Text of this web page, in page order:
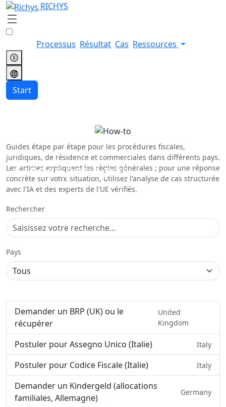
RICHYS
Processus Résultat Cas Ressources
Start
Guides pas à pas
Guides étape par étape pour les procédures fiscales,
juridiques, de résidence et commerciales dans différents pays.
Les articles expliquent les règles générales ; pour une réponse
concrète sur votre situation, utilisez l'analyse de cas structurée
avec l'IA et des experts de l'UE vérifiés.
Rechercher
Pays
Demander un BRP (UK) ou le
récupérer
United
Kingdom
Postuler pour Assegno Unico (Italie) Italy
Postuler pour Codice Fiscale (Italie) Italy
Demander un Kindergeld (allocations
familiales, Allemagne)
Germany